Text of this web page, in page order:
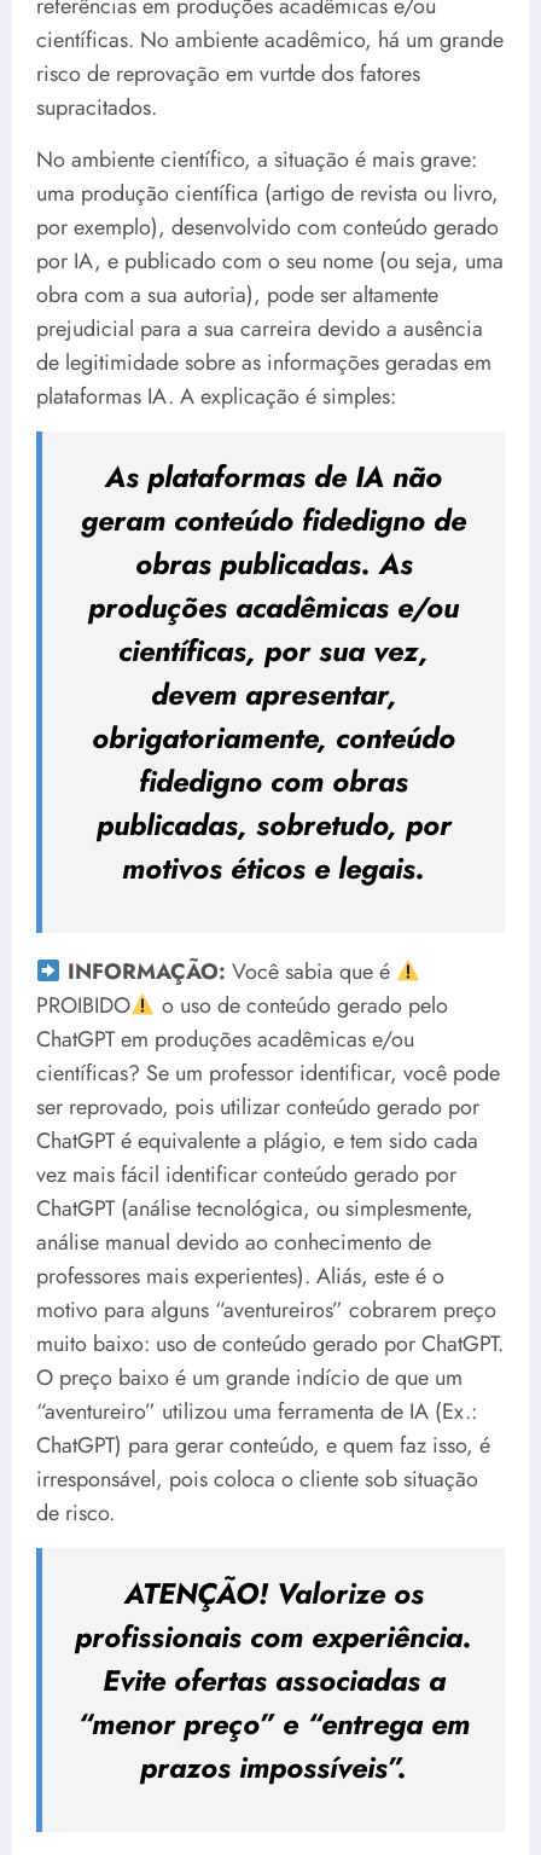
científicas. No ambiente acadêmico, há um grande
risco de reprovação em vurtde dos fatores
supracitados.
No ambiente científico, a situação é mais grave:
uma produção científica (artigo de revista ou livro,
por exemplo), desenvolvido com conteúdo gerado
por IA, e publicado com o seu nome (ou seja, uma
obra com a sua autoria), pode ser altamente
prejudicial para a sua carreira devido a ausência
de legitimidade sobre as informações geradas em
plataformas IA. A explicação é simples:
As plataformas de IA não
geram conteúdo fidedigno de
obras publicadas. As
produções acadêmicas e/ou
científicas, por sua vez,
devem apresentar,
obrigatoriamente, conteúdo
fidedigno com obras
publicadas, sobretudo, por
motivos éticos e legais.
INFORMAÇÃO: Você sabia que é
PROIBIDO
o uso de conteúdo gerado pelo
ChatGPT em produções acadêmicas e/ou
científicas? Se um professor identificar, você pode
ser reprovado, pois utilizar conteúdo gerado por
ChatGPT é equivalente a plágio, e tem sido cada
vez mais fácil identificar conteúdo gerado por
ChatGPT (análise tecnológica, ou simplesmente,
análise manual devido ao conhecimento de
professores mais experientes). Aliás, este é o
motivo para alguns “aventureiros” cobrarem preço
muito baixo: uso de conteúdo gerado por ChatGPT.
O preço baixo é um grande indício de que um
“aventureiro” utilizou uma ferramenta de IA (Ex.:
ChatGPT) para gerar conteúdo, e quem faz isso, é
irresponsável, pois coloca o cliente sob situação
de risco.
ATENÇÃO! Valorize os
profissionais com experiência.
Evite ofertas associadas a
“menor preço” e “entrega em
prazos impossíveis”.